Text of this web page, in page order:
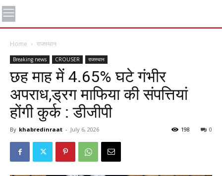
Home राजस्थान
Breaking news CROUSER राजस्थान
छह माह में 4.65% घटे गंभीर
अपराध,ड्रग माफिया की संपत्तियां
होंगी कुर्क : डीजीपी
By khabredinraat - July 6, 2026 0
198